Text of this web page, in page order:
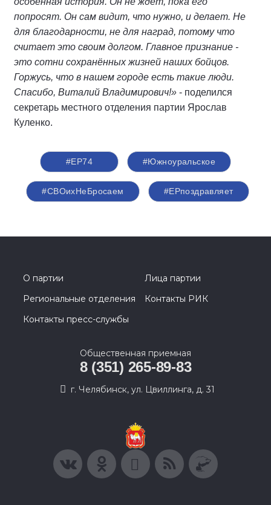
попросят. Он сам видит, что нужно, и делает. Не
для благодарности, не для наград, потому что
считает это своим долгом. Главное признание -
это сотни сохранённых жизней наших бойцов.
Горжусь, что в нашем городе есть такие люди.
Спасибо, Виталий Владимирович!» - поделился
секретарь местного отделения партии Ярослав
Куленко.
#ЕР74 #Южноуральское
#СВОихНеБросаем #ЕРпоздравляет
О партии
Лица партии
Региональные отделения
Контакты РИК
Контакты пресс-службы
Общественная приемная
8 (351) 265-89-83
г. Челябинск, ул. Цвиллинга, д. 31